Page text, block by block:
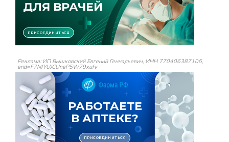
Реклама: ИП Вышковский Евгений Геннадьевич, ИНН 770406387105,
erid=F7NfYUJCUneP5W79xufv